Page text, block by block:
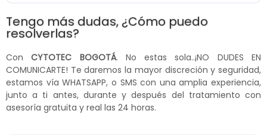
Tengo más dudas, ¿Cómo puedo
resolverlas?
ConCYTOTEC BOGOTÁ. No estas sola..¡NO DUDES EN
COMUNICARTE! Te daremos la mayor discreción y seguridad,
estamos vía WHATSAPP, o SMS con una amplia experiencia,
junto a ti antes, durante y después del tratamiento con
asesoría gratuita y real las 24 horas.